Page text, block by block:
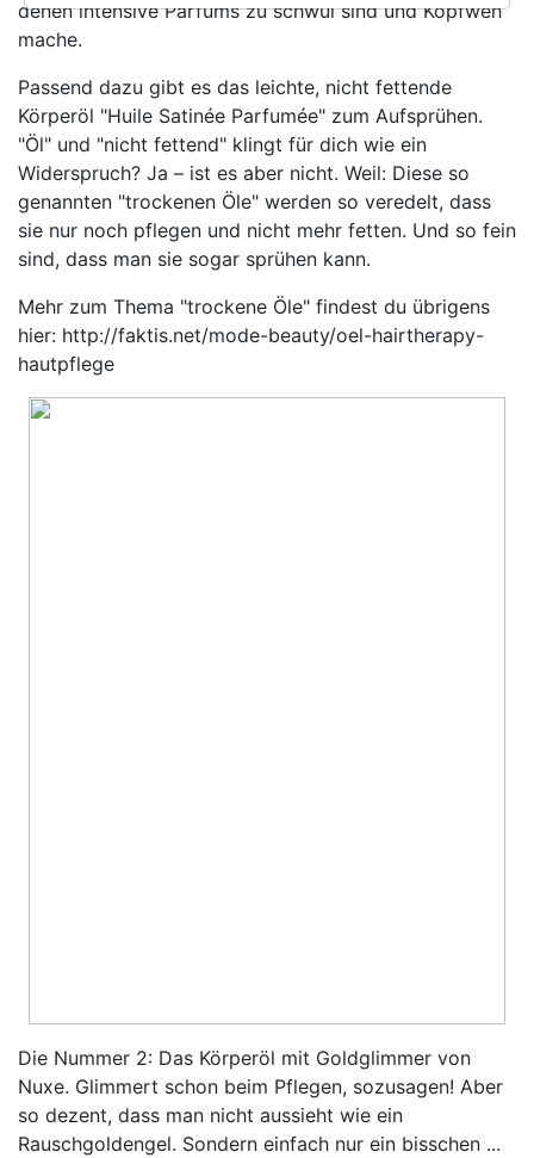
denen intensive Parfums zu schwül sind und Kopfweh
mache.
Passend dazu gibt es das leichte, nicht fettende
Körperöl "Huile Satinée Parfumée" zum Aufsprühen.
"Öl" und "nicht fettend" klingt für dich wie ein
Widerspruch? Ja – ist es aber nicht. Weil: Diese so
genannten "trockenen Öle" werden so veredelt, dass
sie nur noch pflegen und nicht mehr fetten. Und so fein
sind, dass man sie sogar sprühen kann.
Mehr zum Thema "trockene Öle" findest du übrigens
hier: http://faktis.net/mode-beauty/oel-hairtherapy-
hautpflege
Die Nummer 2: Das Körperöl mit Goldglimmer von
Nuxe. Glimmert schon beim Pflegen, sozusagen! Aber
so dezent, dass man nicht aussieht wie ein
Rauschgoldengel. Sondern einfach nur ein bisschen ...